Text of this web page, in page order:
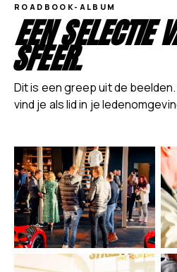
ROADBOOK-ALBUM
EEN SELECTIE
SFEER.
Dit is een greep uit de
vind je als lid in je